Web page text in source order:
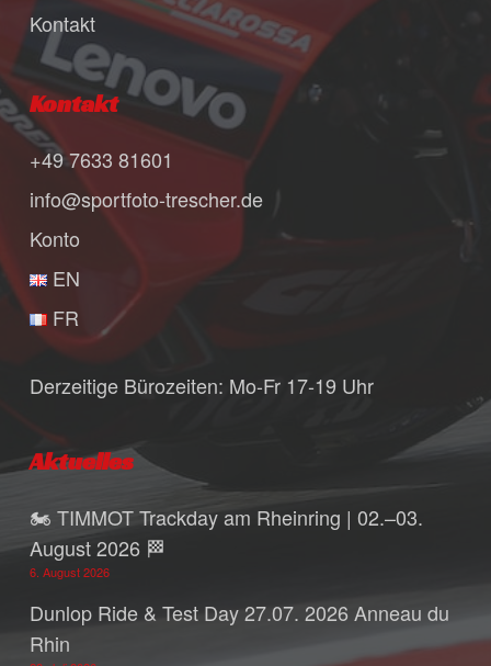
Kontakt
Kontakt
+49 7633 81601
info@sportfoto-trescher.de
Konto
EN
FR
Derzeitige Bürozeiten: Mo-Fr 17-19 Uhr
Aktuelles
🏍️ TIMMOT Trackday am Rheinring | 02.–03.
August 2026 🏁
6. August 2026
Dunlop Ride & Test Day 27.07. 2026 Anneau du
Rhin